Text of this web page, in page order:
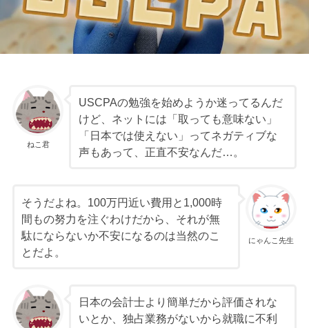
ねこ君
USCPAの勉強を始めようか迷ってるんだ
けど、ネットには「取っても意味ない」
「日本では使えない」ってネガティブな
声もあって、正直不安なんだ…。
にゃんこ先生
そうだよね。100万円近い費用と1,000時
間もの努力を注ぐわけだから、それが無
駄にならないか不安になるのは当然のこ
とだよ。
日本の会計士より簡単だから評価されな
いとか、独占業務がないから就職に不利